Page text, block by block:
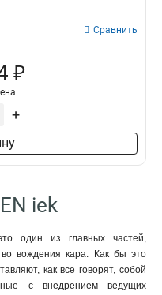
Сравнить
₽
+
iek
один из главных частей,
вождения кара. Как бы это
как все говорят, собой
с внедрением ведущих